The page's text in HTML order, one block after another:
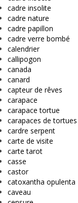
cadre insolite
cadre nature
cadre papillon
cadre verre bombé
calendrier
callipogon
canada
canard
capteur de rêves
carapace
carapace tortue
carapaces de tortues
cardre serpent
carte de visite
carte tarot
casse
castor
catoxantha opulenta
caveau